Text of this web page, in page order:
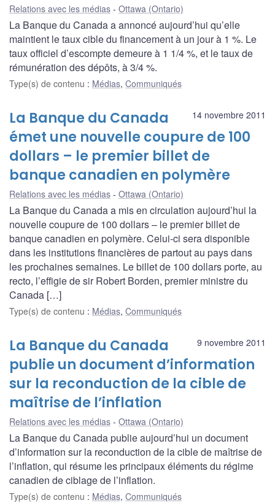
Relations avec les médias Ottawa (Ontario)
La Banque du Canada a annoncé aujourd’hui qu’elle
maintient le taux cible du financement à un jour à 1 %. Le
taux officiel d’escompte demeure à 1 1/4 %, et le taux de
rémunération des dépôts, à 3/4 %.
Type(s) de contenu : Médias, Communiqués
14 novembre 2011
La Banque du Canada
émet une nouvelle coupure de 100
dollars – le premier billet de
banque canadien en polymère
Relations avec les médias Ottawa (Ontario)
La Banque du Canada a mis en circulation aujourd’hui la
nouvelle coupure de 100 dollars – le premier billet de
banque canadien en polymère. Celui-ci sera disponible
dans les institutions financières de partout au pays dans
les prochaines semaines. Le billet de 100 dollars porte, au
recto, l’effigie de sir Robert Borden, premier ministre du
Canada […]
Type(s) de contenu : Médias, Communiqués
9 novembre 2011
La Banque du Canada
publie un document d’information
sur la reconduction de la cible de
maîtrise de l’inflation
Relations avec les médias Ottawa (Ontario)
La Banque du Canada publie aujourd’hui un document
d’information sur la reconduction de la cible de maîtrise de
l’inflation, qui résume les principaux éléments du régime
canadien de ciblage de l’inflation.
Type(s) de contenu : Médias, Communiqués